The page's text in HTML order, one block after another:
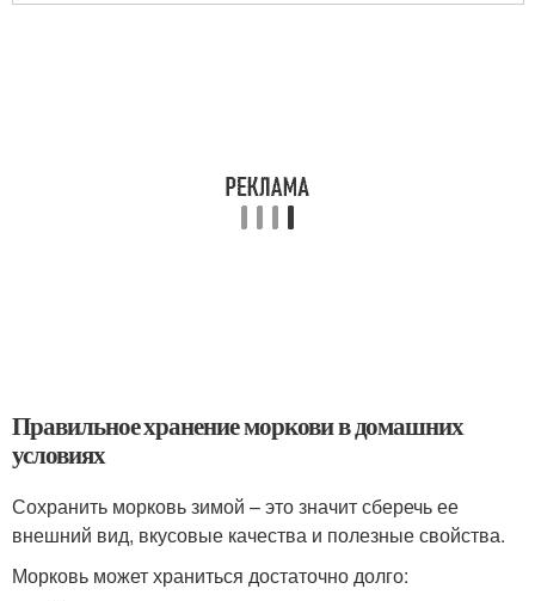
Правильное хранение моркови в домашних
условиях
Сохранить морковь зимой – это значит сберечь ее
внешний вид, вкусовые качества и полезные свойства.
Морковь может храниться достаточно долго: